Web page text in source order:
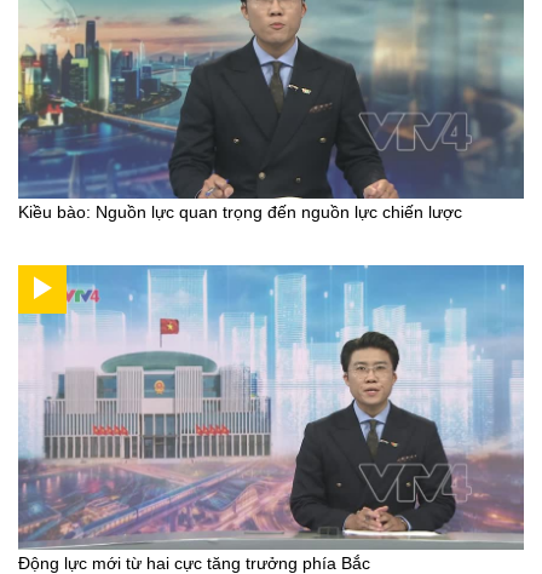
Kiều bào: Nguồn lực quan trọng đến nguồn lực chiến lược
Động lực mới từ hai cực tăng trưởng phía Bắc